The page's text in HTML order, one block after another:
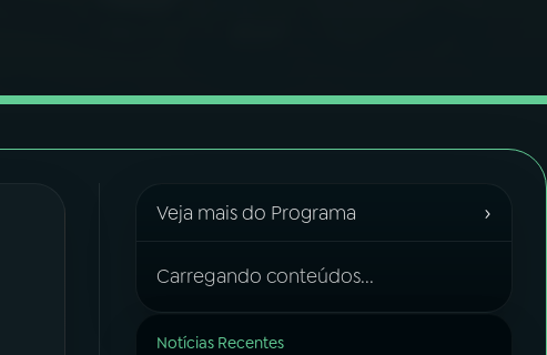
Veja mais do Programa ›
Carregando conteúdos...
Notícias Recentes